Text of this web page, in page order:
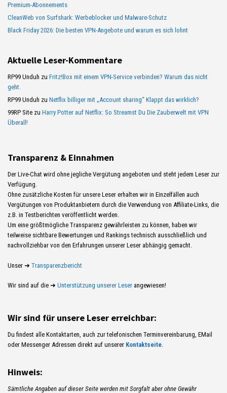
Premium-Abonnements
CleanWeb von Surfshark: Werbeblocker und Malware-Schutz
Black Friday 2026: Die besten VPN-Angebote und warum es sich lohnt
Aktuelle Leser-Kommentare
RP99 Unduh zu Fritz!Box mit einem VPN-Service verbinden? Warum das nicht
geht.
RP99 Unduh zu Netflix billiger mit „Account sharing“ Klappt das wirklich?
99RP Site zu Harry Potter auf Netflix: So Streamst Du Die Zauberwelt mit VPN
Überall!
Transparenz & Einnahmen
Der Live-Chat wird ohne jegliche Vergütung angeboten und steht jedem Leser zur
Verfügung.
Ohne zusätzliche Kosten für unsere Leser erhalten wir in Einzelfällen auch
Vergütungen von Produktanbietern durch die Verwendung von Affiliate-Links, die
z.B. in Testberichten veröffentlicht werden.
Um eine größtmögliche Transparenz gewährleisten zu können, haben wir
teilweise sichtbare Bewertungen und Rankings technisch ausschließlich und
nachvollziehbar von den Erfahrungen unserer Leser abhängig gemacht.
Unser ➜ Transparenzbericht
Wir sind auf die ➜ Unterstützung unserer Leser angewiesen!
Wir sind für unsere Leser erreichbar:
Du findest alle Kontaktarten, auch zur telefonischen Terminvereinbarung, EMail
oder Messenger Adressen direkt auf unserer Kontaktseite.
Hinweis:
Sämtliche Angaben auf dieser Seite werden mit Sorgfalt aber ohne Gewähr